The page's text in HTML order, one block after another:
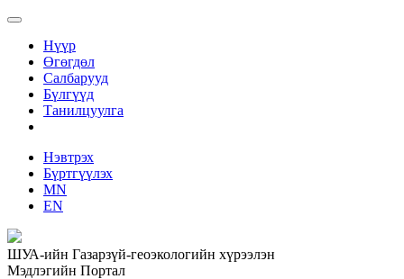
Нүүр
Өгөгдөл
Салбарууд
Бүлгүүд
Танилцуулга
Нэвтрэх
Бүртгүүлэх
MN
EN
ШУА-ийн Газарзүй-геоэкологийн хүрээлэн
Мэдлэгийн Портал